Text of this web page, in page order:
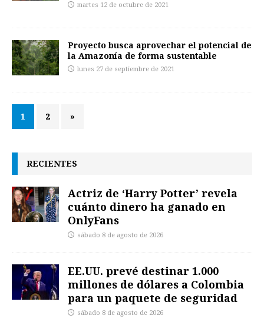
martes 12 de octubre de 2021
Proyecto busca aprovechar el potencial de
la Amazonía de forma sustentable
lunes 27 de septiembre de 2021
1 2 »
RECIENTES
Actriz de ‘Harry Potter’ revela
cuánto dinero ha ganado en
OnlyFans
sábado 8 de agosto de 2026
EE.UU. prevé destinar 1.000
millones de dólares a Colombia
para un paquete de seguridad
sábado 8 de agosto de 2026